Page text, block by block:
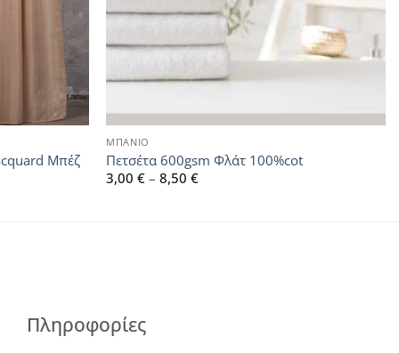
Μπέζ
ΜΠΑΝΙΟ
Πετσέτα 600gsm Φλάτ 100%cot
3,00€ – 8,50€Price
Πληροφορίες